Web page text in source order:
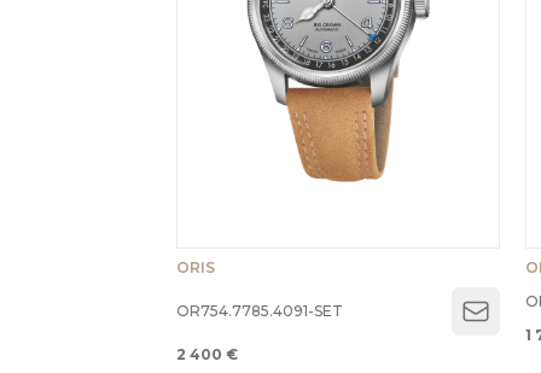
ORIS
OR754.7785.4091-SET
Open
2 400 €
1